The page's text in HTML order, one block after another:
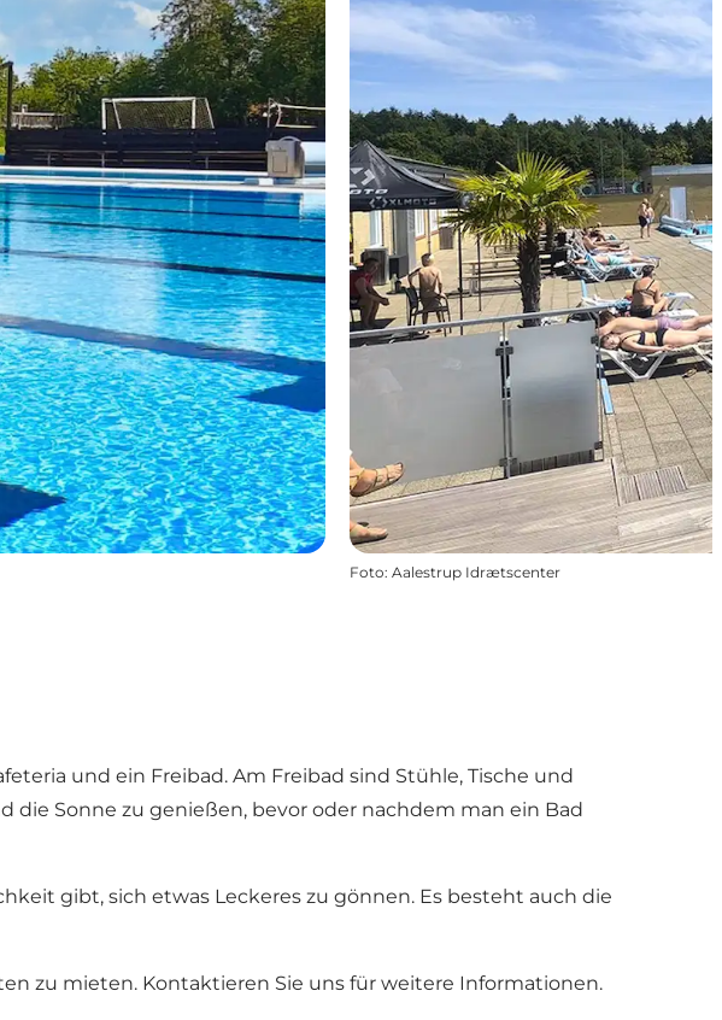
Foto: Aalestrup Idrætscenter
und ein Freibad. Am Freibad sind Stühle, Tische und
Sonne zu genießen, bevor oder nachdem man ein Bad
gibt, sich etwas Leckeres zu gönnen. Es besteht auch die
zu mieten. Kontaktieren Sie uns für weitere Informationen.